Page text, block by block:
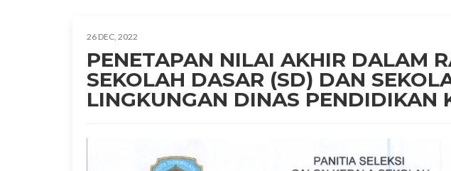
26 DEC, 2022
PENETAPAN NILAI AKHIR DALAM
SEKOLAH DASAR (SD) DAN
LINGKUNGAN DINAS PENDIDIKAN